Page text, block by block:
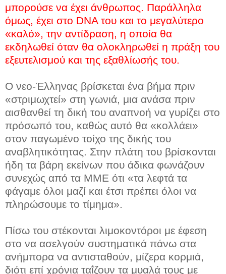
μπορούσε να έχει άνθρωπος. Παράλληλα
όμως, έχει στο DNA του και το μεγαλύτερο
«καλό», την αντίδραση, η οποία θα
εκδηλωθεί όταν θα ολοκληρωθεί η πράξη του
εξευτελισμού και της εξαθλίωσής του.
Ο νεο-Έλληνας βρίσκεται ένα βήμα πριν
«στριμωχτεί» στη γωνιά, μια ανάσα πριν
αισθανθεί τη δική του αναπνοή να γυρίζει στο
πρόσωπό του, καθώς αυτό θα «κολλάει»
στον παγωμένο τοίχο της δικής του
αναβλητικότητας. Στην πλάτη του βρίσκονται
ήδη τα βάρη εκείνων που άδικα φωνάζουν
συνεχώς από τα ΜΜΕ ότι «τα λεφτά τα
φάγαμε όλοι μαζί και έτσι πρέπει όλοι να
πληρώσουμε το τίμημα».
Πίσω του στέκονται λιμοκοντόροι με έφεση
στο να ασελγούν συστηματικά πάνω στα
ανήμπορα να αντισταθούν, μίζερα κορμιά,
διότι επί χρόνια ταΐζουν τα μυαλά τους με